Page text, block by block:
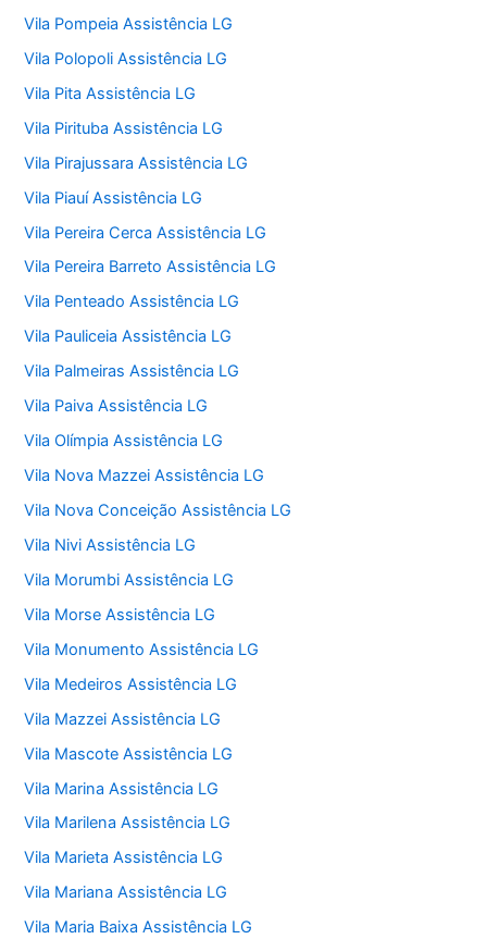
Vila Pompeia Assistência LG
Vila Polopoli Assistência LG
Vila Pita Assistência LG
Vila Pirituba Assistência LG
Vila Pirajussara Assistência LG
Vila Piauí Assistência LG
Vila Pereira Cerca Assistência LG
Vila Pereira Barreto Assistência LG
Vila Penteado Assistência LG
Vila Pauliceia Assistência LG
Vila Palmeiras Assistência LG
Vila Paiva Assistência LG
Vila Olímpia Assistência LG
Vila Nova Mazzei Assistência LG
Vila Nova Conceição Assistência LG
Vila Nivi Assistência LG
Vila Morumbi Assistência LG
Vila Morse Assistência LG
Vila Monumento Assistência LG
Vila Medeiros Assistência LG
Vila Mazzei Assistência LG
Vila Mascote Assistência LG
Vila Marina Assistência LG
Vila Marilena Assistência LG
Vila Marieta Assistência LG
Vila Mariana Assistência LG
Vila Maria Baixa Assistência LG